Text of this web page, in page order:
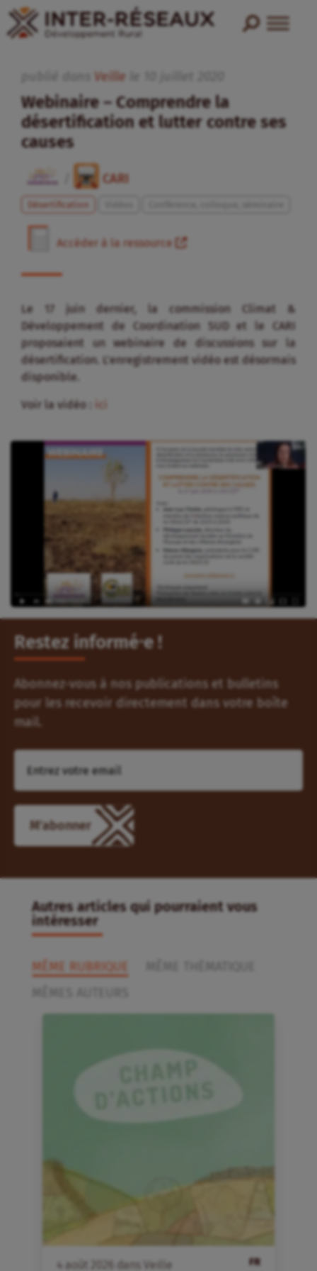
Veille
Webinaire – Comprendre la
désertification et lutter contre ses
causes
CARI
Désertification
Accéder à la ressource
Le 17 juin dernier, la commission Climat &
Développement de Coordination SUD et le CARI
proposaient un webinaire de discussions sur la
désertification. L’enregistrement vidéo est désormais
disponible.
Voir la vidéo : ici
Restez informé⸱e !
Abonnez-vous à nos publications et bulletins
pour les recevoir directement dans votre boîte
mail.
Autres articles qui pourraient vous
intéresser
MÊME RUBRIQUE
FR
4 août dans
Veille